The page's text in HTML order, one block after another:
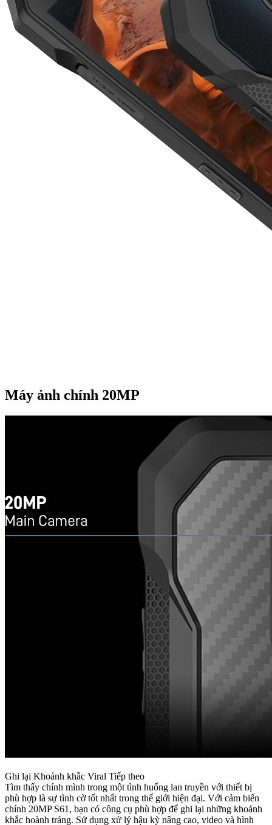
Máy ảnh chính 20MP
Ghi lại Khoảnh khắc Viral Tiếp theo
Tìm thấy chính mình trong một tình huống lan truyền với thiết bị
phù hợp là sự tình cờ tốt nhất trong thế giới hiện đại. Với cảm biến
chính 20MP S61, bạn có công cụ phù hợp để ghi lại những khoảnh
khắc hoành tráng. Sử dụng xử lý hậu kỳ nâng cao, video và hình